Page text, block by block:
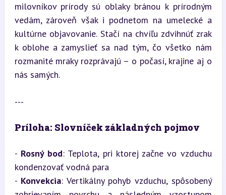
milovníkov prírody sú oblaky bránou k prírodným
vedám, zároveň však i podnetom na umelecké a
kultúrne objavovanie. Stačí na chvíľu zdvihnúť zrak
k oblohe a zamyslieť sa nad tým, čo všetko nám
rozmanité mraky rozprávajú – o počasí, krajine aj o
nás samých.
---
Príloha: Slovníček základných pojmov
- Rosný bod: Teplota, pri ktorej začne vo vzduchu
kondenzovať vodná para
- Konvekcia: Vertikálny pohyb vzduchu, spôsobený